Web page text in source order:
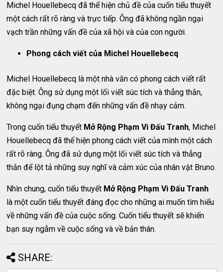
Michel Houellebecq đã thể hiện chủ đề của cuốn tiểu thuyết
một cách rất rõ ràng và trực tiếp. Ông đã không ngần ngại
vạch trần những vấn đề của xã hội và của con người.
Phong cách viết của Michel Houellebecq
Michel Houellebecq là một nhà văn có phong cách viết rất
đặc biệt. Ông sử dụng một lối viết súc tích và thẳng thắn,
không ngại đụng chạm đến những vấn đề nhạy cảm.
Trong cuốn tiểu thuyết Mở Rộng Phạm Vi Đấu Tranh, Michel
Houellebecq đã thể hiện phong cách viết của mình một cách
rất rõ ràng. Ông đã sử dụng một lối viết súc tích và thẳng
thắn để lột tả những suy nghĩ và cảm xúc của nhân vật Bruno.
Nhìn chung, cuốn tiểu thuyết Mở Rộng Phạm Vi Đấu Tranh
là một cuốn tiểu thuyết đáng đọc cho những ai muốn tìm hiểu
về những vấn đề của cuộc sống. Cuốn tiểu thuyết sẽ khiến
bạn suy ngẫm về cuộc sống và về bản thân.
SHARE: